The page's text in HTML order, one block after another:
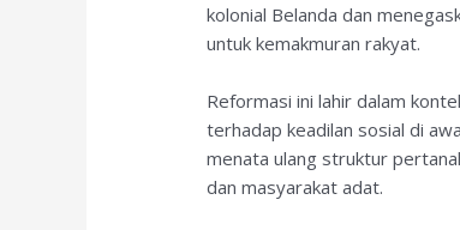
kolonial Belanda dan
untuk kemakmuran rakyat.
Reformasi ini lahir dalam
terhadap keadilan sosial di
menata ulang struktur
dan masyarakat adat.